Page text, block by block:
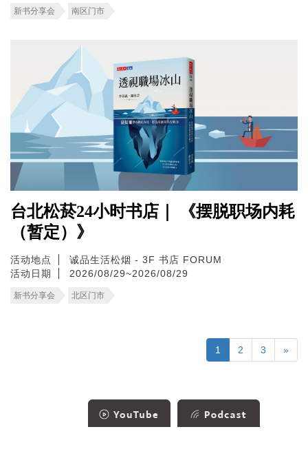
新书分享会 南区门市
台北松菸24小时书店｜ 《摆脱职场内耗
（暂定）》
活动地点
诚品生活松烟 - 3F 书店 FORUM
活动日期
2026/08/29~2026/08/29
新书分享会 北区门市
1 2 3 »